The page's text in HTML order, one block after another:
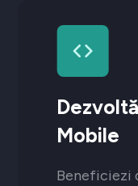
Mobile
Beneficiezi